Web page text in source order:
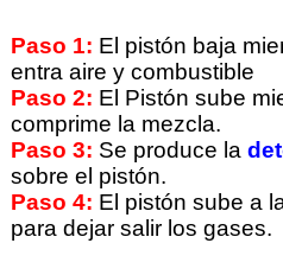
Paso 1: El pistón baja
entra aire y combustible
Paso 2: El Pistón sube
comprime la mezcla.
Paso 3: Se produce la
sobre el pistón.
Paso 4: El pistón sube a
para dejar salir los gases.